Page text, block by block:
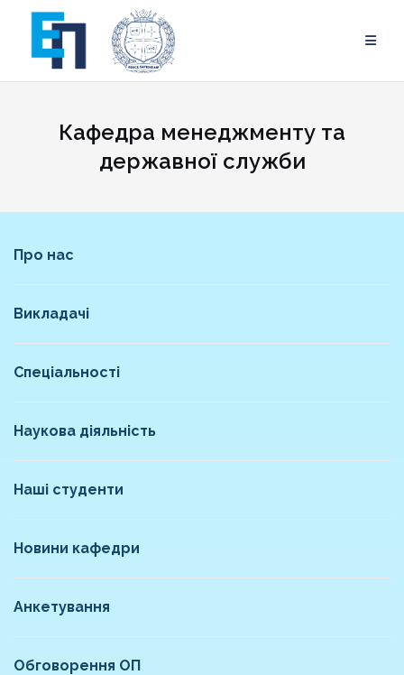
content
Кафедра менеджменту та
державної служби
Про нас
Викладачі
Спеціальності
Наукова діяльність
Наші студенти
Новини кафедри
Анкетування
Обговорення ОП